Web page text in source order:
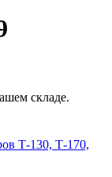
складе.
Т-130, Т-170,